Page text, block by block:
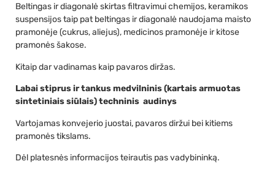
Beltingas ir diagonalė skirtas filtravimui chemijos, keramikos
suspensijos taip pat beltingas ir diagonalė naudojama maisto
pramonėje (cukrus, aliejus), medicinos pramonėje ir kitose
pramonės šakose.
Kitaip dar vadinamas kaip pavaros diržas.
Labai stiprus ir tankus medvilninis (kartais armuotas
sintetiniais siūlais) techninis audinys
Vartojamas konvejerio juostai, pavaros diržui bei kitiems
pramonės tikslams.
Dėl platesnės informacijos teirautis pas vadybininką.